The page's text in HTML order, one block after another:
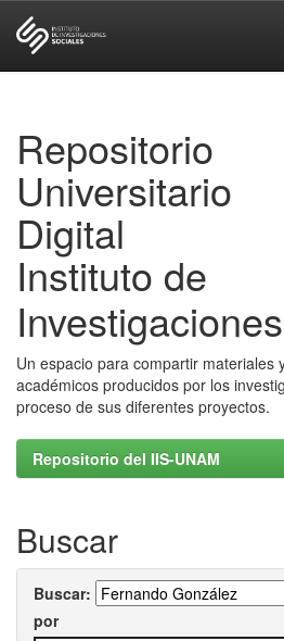
Repositorio
Universitario
Digital
Instituto de
Un espacio para compartir materiales
académicos producidos por los
proceso de sus diferentes proyectos.
Repositorio del IIS-UNAM
Buscar
Buscar:
por